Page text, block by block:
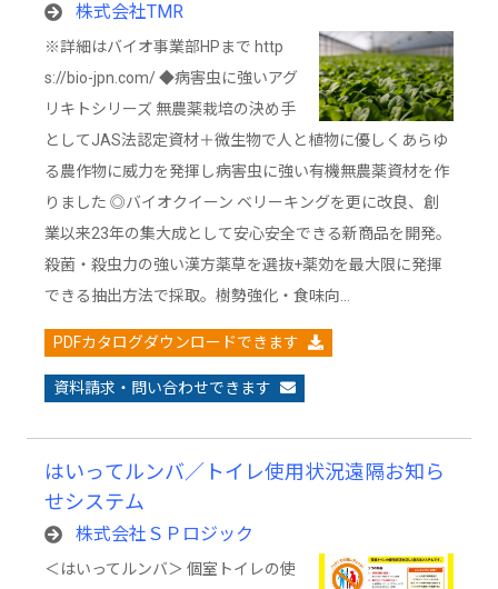
株式会社TMR
※詳細はバイオ事業部HPまで http
s://bio-jpn.com/ ◆病害虫に強いアグ
リキトシリーズ 無農薬栽培の決め手
としてJAS法認定資材＋微生物で人と植物に優しくあらゆ
る農作物に威力を発揮し病害虫に強い有機無農薬資材を作
りました ◎バイオクイーン ベリーキングを更に改良、創
業以来23年の集大成として安心安全できる新商品を開発。
殺菌・殺虫力の強い漢方薬草を選抜+薬効を最大限に発揮
できる抽出方法で採取。樹勢強化・食味向…
PDFカタログダウンロードできます
資料請求・問い合わせできます
はいってルンバ／トイレ使用状況遠隔お知ら
せシステム
株式会社ＳＰロジック
＜はいってルンバ＞ 個室トイレの使